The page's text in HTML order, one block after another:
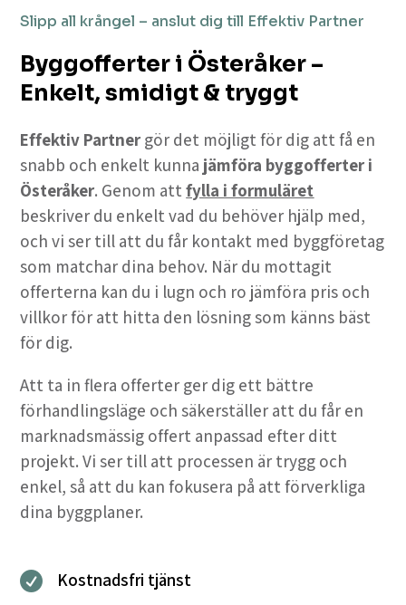
Slipp all krångel – anslut dig till Effektiv Partner
Byggofferter i Österåker –
Enkelt, smidigt & tryggt
Effektiv Partner gör det möjligt för dig att få en
snabb och enkelt kunna jämföra byggofferter i
Österåker. Genom attfylla i formuläret
beskriver du enkelt vad du behöver hjälp med,
och vi ser till att du får kontakt med byggföretag
som matchar dina behov. När du mottagit
offerterna kan du i lugn och ro jämföra pris och
villkor för att hitta den lösning som känns bäst
för dig.
Att ta in flera offerter ger dig ett bättre
förhandlingsläge och säkerställer att du får en
marknadsmässig offert anpassad efter ditt
projekt. Vi ser till att processen är trygg och
enkel, så att du kan fokusera på att förverkliga
dina byggplaner.
 Kostnadsfri tjänst